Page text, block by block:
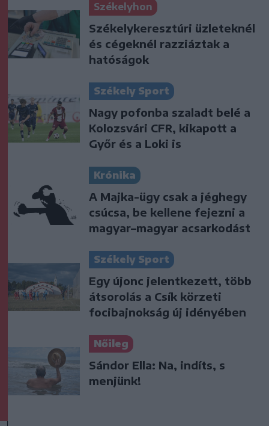
Székelyhon
Székelykeresztúri üzleteknél
és cégeknél razziáztak a
hatóságok
Székely Sport
Nagy pofonba szaladt belé a
Kolozsvári CFR, kikapott a
Győr és a Loki is
Krónika
A Majka-ügy csak a jéghegy
csúcsa, be kellene fejezni a
magyar–magyar acsarkodást
Székely Sport
Egy újonc jelentkezett, több
átsorolás a Csík körzeti
focibajnokság új idényében
Nőileg
Sándor Ella: Na, indíts, s
menjünk!